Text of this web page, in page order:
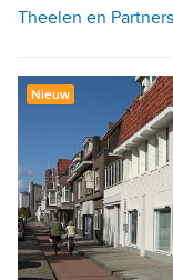
Theelen en
Nieuw